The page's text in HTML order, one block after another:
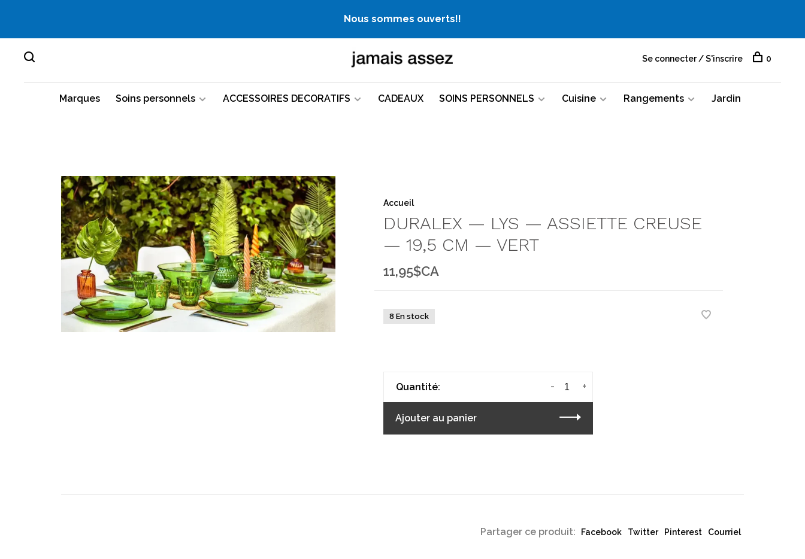
Nous sommes ouverts!!
Marques Soins personnels ACCESSOIRES DECORATIFS CADEAUX SOINS PERSONNELS Cuisine Rangements Jardin
Se connecter / S'inscrire 0
Accueil
DURALEX — LYS — ASSIETTE CREUSE
— 19,5 CM — VERT
11,95$CA
8 En stock
Quantité: +
-
Ajouter au panier
Partager ce produit: Facebook Twitter Pinterest Courriel